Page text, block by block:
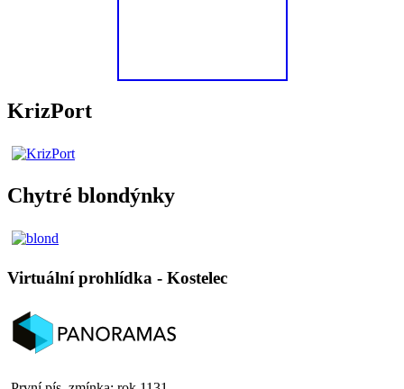
KrizPort
Chytré blondýnky
Virtuální prohlídka - Kostelec